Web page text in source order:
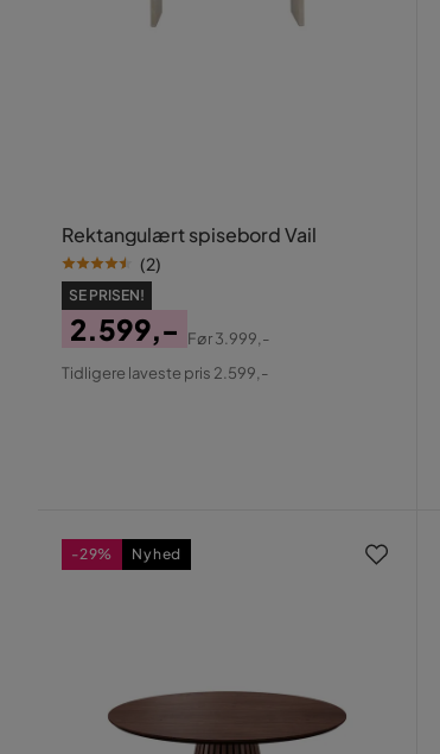
Rektangulært spisebord Vail
(2)
SE PRISEN!
Pris
2.599,-
Original
Før3.999,-
Tidligere laveste pris 2.599,-
-29% Nyhed